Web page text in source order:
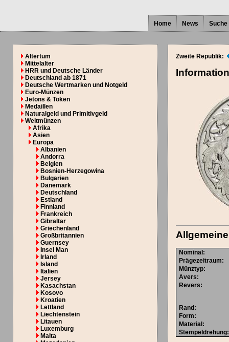
Home News Suche
Altertum
Mittelalter
HRR und Deutsche Länder
Deutschland ab 1871
Deutsche Wertmarken und Notgeld
Euro-Münzen
Jetons & Token
Medaillen
Naturalgeld und Primitivgeld
Weltmünzen
Afrika
Asien
Europa
Albanien
Andorra
Belgien
Bosnien-Herzegowina
Bulgarien
Dänemark
Deutschland
Estland
Finnland
Frankreich
Gibraltar
Griechenland
Großbritannien
Guernsey
Insel Man
Irland
Island
Italien
Jersey
Kasachstan
Kosovo
Kroatien
Lettland
Liechtenstein
Litauen
Luxemburg
Malta
Zweite Republik:
Nominal :
Prägezeitraum:
Münztyp:
Avers:
Revers:
Rand :
Form:
Material :
Stempeldrehung: